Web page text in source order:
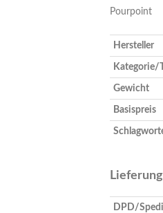
Pourpoint
Hersteller
Kategorie/
Gewicht
Basispreis
DPD/